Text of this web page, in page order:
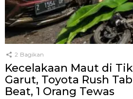
2 Bagikan
Kecelakaan Maut di
Garut, Toyota Rush
Beat, 1 Orang Tewas